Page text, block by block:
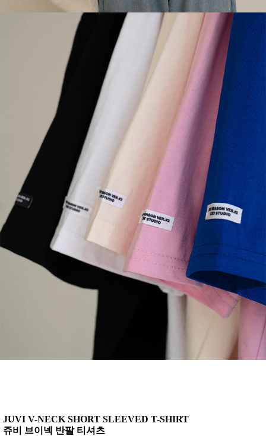
JUVI V-NECK SHORT SLEEVED T-SHIRT
쥬비 브이넥 반팔 티셔츠